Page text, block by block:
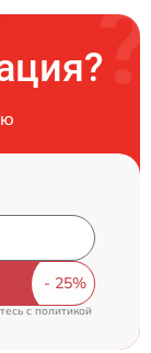
cполитикой